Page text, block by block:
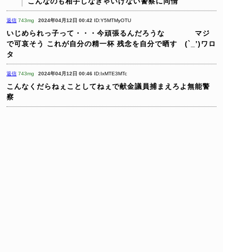
返信 743mg 2024年04月12日 00:42 ID:Y5MTMyOTU
いじめられっ子って・・・今頑張るんだろうな マジ
で可哀そう
これが自分の精一杯 残念を自分で晒す (`_’)ワロ
タ
返信 743mg 2024年04月12日 00:46 ID:IxMTE3MTc
こんなくだらねぇことしてねぇで献金議員捕まえろよ無能警
察